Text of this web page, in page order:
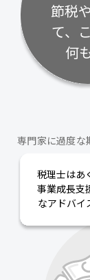
節税
て、
何
専門家に過度
税理士はあ
事業成長支
なアドバイ